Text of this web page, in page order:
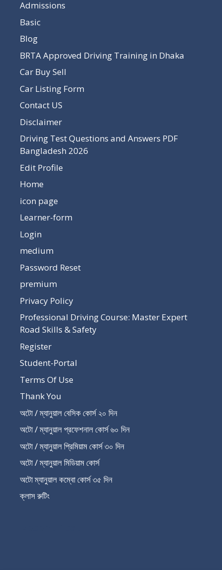
Admissions
Basic
Blog
BRTA Approved Driving Training in Dhaka
Car Buy Sell
Car Listing Form
Contact US
Disclaimer
Driving Test Questions and Answers PDF
Bangladesh 2026
Edit Profile
Home
icon page
Learner-form
Login
medium
Password Reset
premium
Privacy Policy
Professional Driving Course: Master Expert
Road Skills & Safety
Register
Student-Portal
Terms Of Use
Thank You
অটো / ম্যানুয়াল বেসিক কোর্স ২০ দিন
অটো / ম্যানুয়াল প্রফেশনাল কোর্স ৬০ দিন
অটো / ম্যানুয়াল প্রিমিয়াম কোর্স ৩০ দিন
অটো / ম্যানুয়াল মিডিয়াম কোর্স
অটো ম্যানুয়াল কম্বো কোর্স ৩৫ দিন
ক্লাস রুটিং